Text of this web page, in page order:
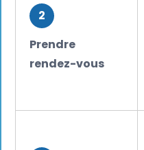
2
Prendre
rendez-vous